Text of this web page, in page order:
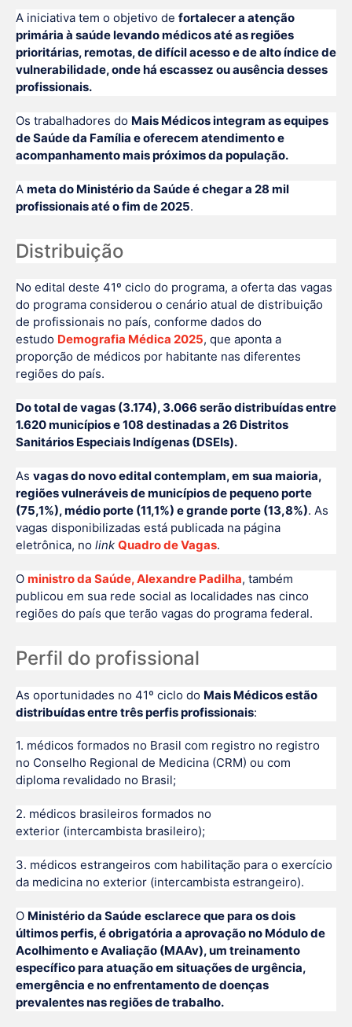
A iniciativa tem o objetivo de fortalecer a atenção
primária à saúde levando médicos até as regiões
prioritárias, remotas, de difícil acesso e de alto índice de
vulnerabilidade, onde há escassez ou ausência desses
profissionais.
Os trabalhadores do Mais Médicos integram as equipes
de Saúde da Família e oferecem atendimento e
acompanhamento mais próximos da população.
A meta do Ministério da Saúde é chegar a 28 mil
profissionais até o fim de 2025.
Distribuição
No edital deste 41º ciclo do programa, a oferta das vagas
do programa considerou o cenário atual de distribuição
de profissionais no país, conforme dados do
estudo Demografia Médica 2025, que aponta a
proporção de médicos por habitante nas diferentes
regiões do país.
Do total de vagas (3.174), 3.066 serão distribuídas entre
1.620 municípios e 108 destinadas a 26 Distritos
Sanitários Especiais Indígenas (DSEIs).
As vagas do novo edital contemplam, em sua maioria,
regiões vulneráveis de municípios de pequeno porte
(75,1%), médio porte (11,1%) e grande porte (13,8%). As
vagas disponibilizadas está publicada na página
eletrônica, no link Quadro de Vagas.
O ministro da Saúde, Alexandre Padilha, também
publicou em sua rede social as localidades nas cinco
regiões do país que terão vagas do programa federal.
Perfil do profissional
As oportunidades no 41º ciclo do Mais Médicos estão
distribuídas entre três perfis profissionais:
1. médicos formados no Brasil com registro no registro
no Conselho Regional de Medicina (CRM) ou com
diploma revalidado no Brasil;
2. médicos brasileiros formados no
exterior (intercambista brasileiro);
3. médicos estrangeiros com habilitação para o exercício
da medicina no exterior (intercambista estrangeiro).
O Ministério da Saúde esclarece que para os dois
últimos perfis, é obrigatória a aprovação no Módulo de
Acolhimento e Avaliação (MAAv), um treinamento
específico para atuação em situações de urgência,
emergência e no enfrentamento de doenças
prevalentes nas regiões de trabalho.